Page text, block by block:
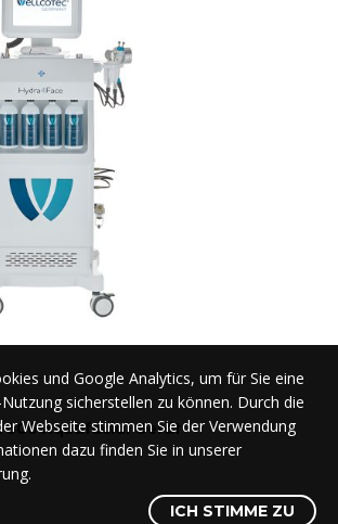
AGING GERÄTE,APPARATIVE KOSMETIK GERÄTE ,HYDRA
300 Aquafacial Gerät
und Google Analytics, um für Sie eine
sicherstellen zu können. Durch die
Webseite stimmen Sie der Verwendung
dazu finden Sie in unserer
ICH STIMME ZU